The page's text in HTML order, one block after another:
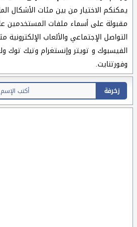
يمكنكم الاختيار من بين مئات الأشكال
مقبولة على أسماء ملفات المستخدمين
التواصل الإجتماعي والألعاب
الفيسبوك و تويتر وإنستغرام وتيك توك
وفورتنايت.
زخرفة